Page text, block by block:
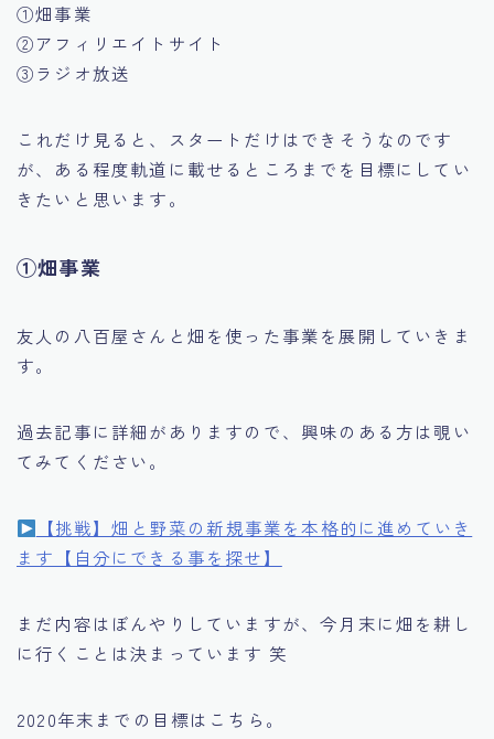
①畑事業
②アフィリエイトサイト
③ラジオ放送
これだけ見ると、スタートだけはできそうなのです
が、ある程度軌道に載せるところまでを目標にしてい
きたいと思います。
①畑事業
友人の八百屋さんと畑を使った事業を展開していきま
す。
過去記事に詳細がありますので、興味のある方は覗い
てみてください。
【挑戦】畑と野菜の新規事業を本格的に進めていき
ます【自分にできる事を探せ】
まだ内容はぼんやりしていますが、今月末に畑を耕し
に行くことは決まっています 笑
2020年末までの目標はこちら。